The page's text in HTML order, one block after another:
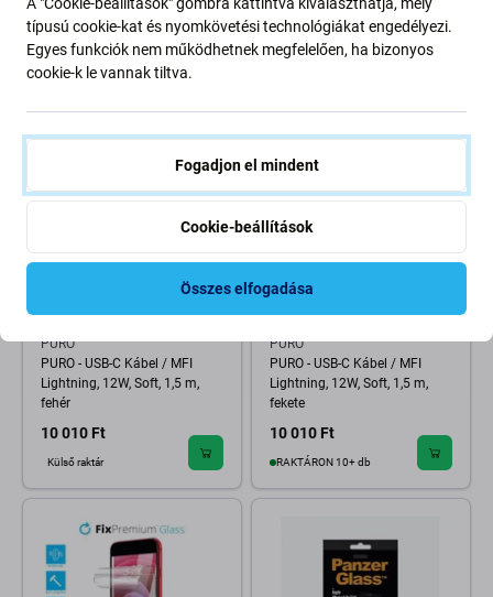
8, SE 2020 és SE 2022
2 000 Ft
RAKTÁRON 6 db
2020 és SE 2022 (10 Pack)
8 000 Ft
PURO
PURO - USB-C Kábel / MFI
Lightning, 12W, Soft, 1,5 m,
fehér
10 010 Ft
Külső raktár
PURO
PURO - USB-C Kábel / MFI
Lightning, 12W, Soft, 1,5 m,
fekete
10 010 Ft
RAKTÁRON 10+ db
típusú cookie-kat és nyomkövetési technológiákat engedélyezi.
Egyes funkciók nem működhetnek megfelelően, ha bizonyos
cookie-k le vannak tiltva.
Fogadjon el mindent
Cookie-beállítások
Összes elfogadása